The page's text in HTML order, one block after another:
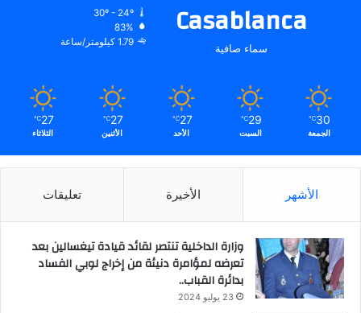
Casablanca
سماء صافية
30º - 24º
83%
1.79 كيلومتر/ساعة
30
℃
الجمعة
29
℃
السبت
27
℃
الأحد
27
℃
الأثنين
27
℃
الثلاثاء
الأشهر الأخيرة تعليقات
وزارة الداخلية تنتصر لقائد قيادة تيغسالين بعد
تعرضه لمؤامرة دنيئة من إخراج لوبي الفساد
بدائرة القباب..
23 يوليو 2024